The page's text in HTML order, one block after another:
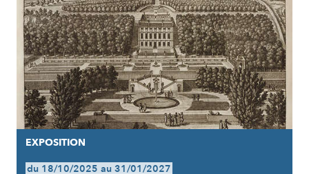
EXPOSITION
du 18/10/2025 au 31/01/2027